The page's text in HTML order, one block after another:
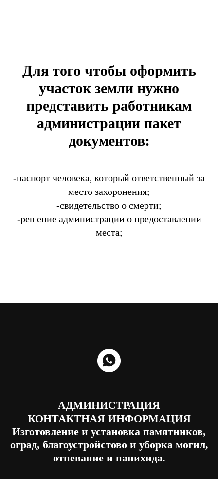
Для того чтобы оформить
участок земли нужно
представить работникам
администрации пакет
документов:
-паспорт человека, который ответственный за
место захоронения;
-свидетельство о смерти;
-решение администрации о предоставлении
места;
АДМИНИСТРАЦИЯ
КОНТАКТНАЯ ИНФОРМАЦИЯ
Изготовление и установка памятников,
оград, благоустройстово и уборка могил,
отпевание и панихида.